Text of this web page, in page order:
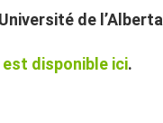
de l’Alberta
disponible ici.